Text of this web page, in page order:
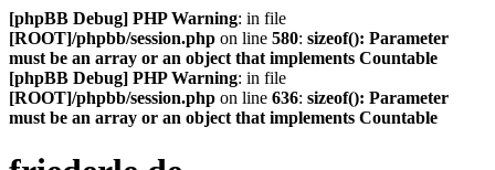
[phpBB Debug] PHP Warning: in file
[ROOT]/phpbb/session.php on line 580: sizeof(): Parameter
must be an array or an object that implements Countable
[phpBB Debug] PHP Warning: in file
[ROOT]/phpbb/session.php on line 636: sizeof(): Parameter
must be an array or an object that implements Countable